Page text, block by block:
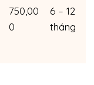
750,00
0
6 – 12
tháng